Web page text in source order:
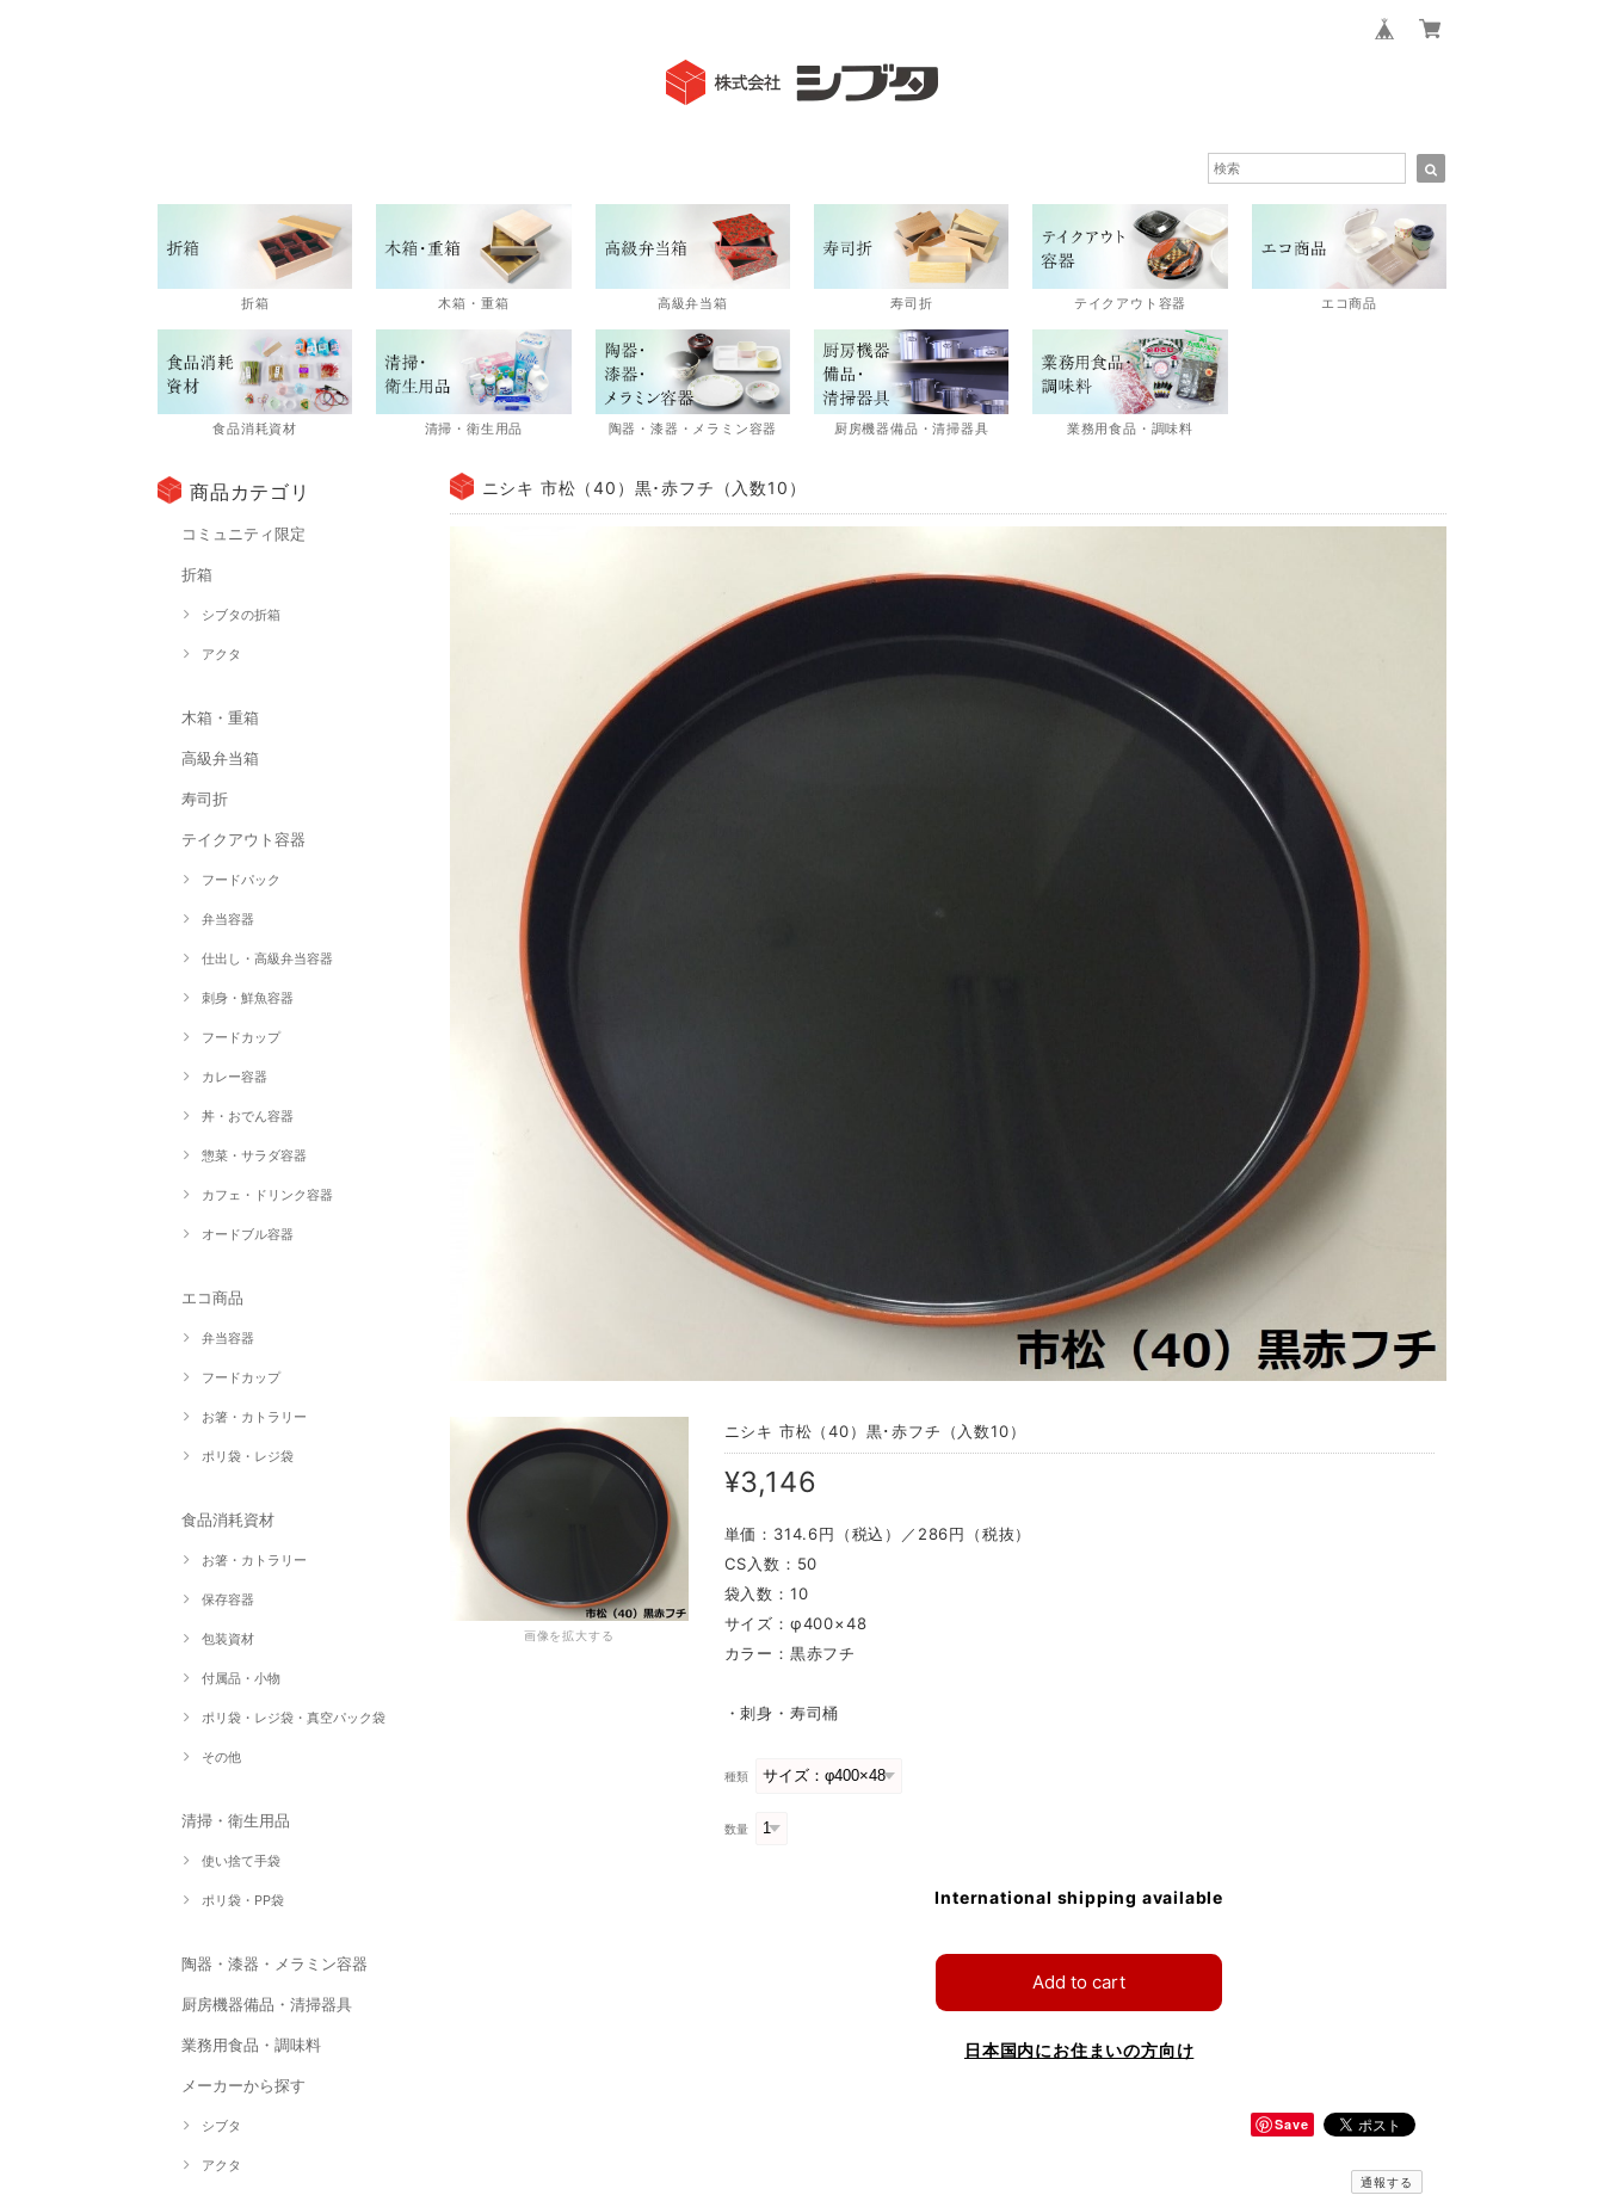
折箱 木箱・重箱 高級弁当箱 寿司折 テイクアウト容器 エコ商品
食品消耗資材 清掃・衛生用品 陶器・漆器・メラミン容器 厨房機器備品・清掃器具 業務用食品・調味料
商品カテゴリ
コミュニティ限定
折箱
シブタの折箱
アクタ
木箱・重箱
高級弁当箱
寿司折
テイクアウト容器
フードパック
弁当容器
仕出し・高級弁当容器
刺身・鮮魚容器
フードカップ
カレー容器
丼・おでん容器
惣菜・サラダ容器
カフェ・ドリンク容器
オードブル容器
エコ商品
弁当容器
フードカップ
お箸・カトラリー
ポリ袋・レジ袋
食品消耗資材
お箸・カトラリー
保存容器
包装資材
付属品・小物
ポリ袋・レジ袋・真空パック袋
その他
清掃・衛生用品
使い捨て手袋
ポリ袋・PP袋
陶器・漆器・メラミン容器
厨房機器備品・清掃器具
業務用食品・調味料
メーカーから探す
シブタ
アクタ
ニシキ 市松（40）黒･赤フチ（入数10）
画像を拡大する
ニシキ 市松（40）黒･赤フチ（入数10）
¥3,146
単価：314.6円（税込）／286円（税抜）
CS入数：50
袋入数：10
サイズ：φ400×48
カラー：黒赤フチ
・刺身・寿司桶
種類
数量
International shipping available
Add to cart
日本国内にお住まいの方向け
Save
通報する